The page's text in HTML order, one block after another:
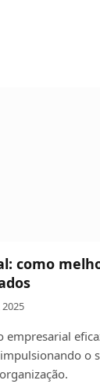
como
empresarial
o